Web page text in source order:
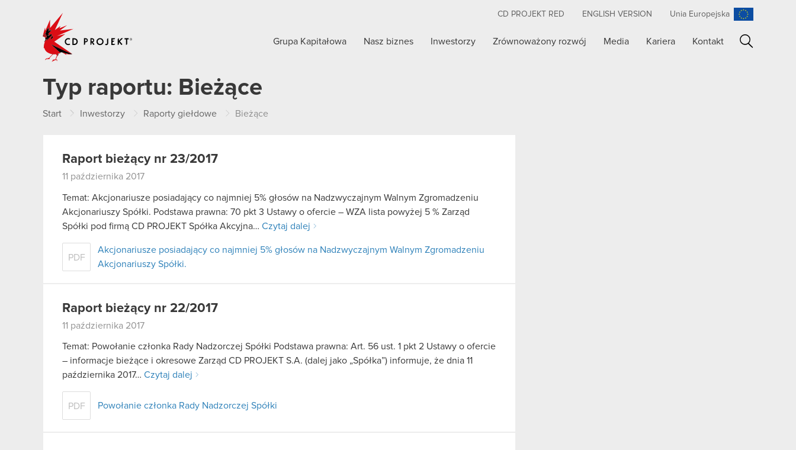
CD PROJEKT RED ENGLISH VERSION Unia Europejska
Grupa Kapitałowa Nasz biznes Inwestorzy Zrównoważony rozwój Media Kariera Kontakt
Typ raportu: Bieżące
Start Inwestorzy Raporty giełdowe Bieżące
Raport bieżący nr 23/2017
11 października 2017
Temat: Akcjonariusze posiadający co najmniej 5% głosów na Nadzwyczajnym Walnym Zgromadzeniu
Akcjonariuszy Spółki. Podstawa prawna: 70 pkt 3 Ustawy o ofercie – WZA lista powyżej 5 % Zarząd
Spółki pod firmą CD PROJEKT Spółka Akcyjna… Czytaj dalej
PDF
Akcjonariusze posiadający co najmniej 5% głosów na Nadzwyczajnym Walnym Zgromadzeniu
Akcjonariuszy Spółki.
Raport bieżący nr 22/2017
11 października 2017
Temat: Powołanie członka Rady Nadzorczej Spółki Podstawa prawna: Art. 56 ust. 1 pkt 2 Ustawy o ofercie
– informacje bieżące i okresowe Zarząd CD PROJEKT S.A. (dalej jako „Spółka”) informuje, że dnia 11
października 2017… Czytaj dalej
PDF Powołanie członka Rady Nadzorczej Spółki